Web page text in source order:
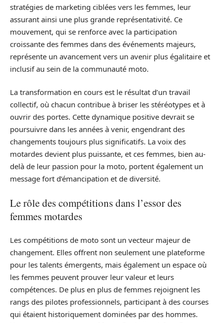
stratégies de marketing ciblées vers les femmes, leur
assurant ainsi une plus grande représentativité. Ce
mouvement, qui se renforce avec la participation
croissante des femmes dans des événements majeurs,
représente un avancement vers un avenir plus égalitaire et
inclusif au sein de la communauté moto.
La transformation en cours est le résultat d’un travail
collectif, où chacun contribue à briser les stéréotypes et à
ouvrir des portes. Cette dynamique positive devrait se
poursuivre dans les années à venir, engendrant des
changements toujours plus significatifs. La voix des
motardes devient plus puissante, et ces femmes, bien au-
delà de leur passion pour la moto, portent également un
message fort d’émancipation et de diversité.
Le rôle des compétitions dans l’essor des
femmes motardes
Les compétitions de moto sont un vecteur majeur de
changement. Elles offrent non seulement une plateforme
pour les talents émergents, mais également un espace où
les femmes peuvent prouver leur valeur et leurs
compétences. De plus en plus de femmes rejoignent les
rangs des pilotes professionnels, participant à des courses
qui étaient historiquement dominées par des hommes.